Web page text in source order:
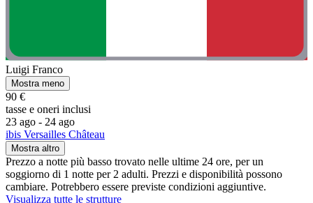
Luigi Franco
Mostra meno
90 €
tasse e oneri inclusi
23 ago - 24 ago
ibis Versailles Château
Mostra altro
Prezzo a notte più basso trovato nelle ultime 24 ore, per un
soggiorno di 1 notte per 2 adulti. Prezzi e disponibilità possono
cambiare. Potrebbero essere previste condizioni aggiuntive.
Visualizza tutte le strutture